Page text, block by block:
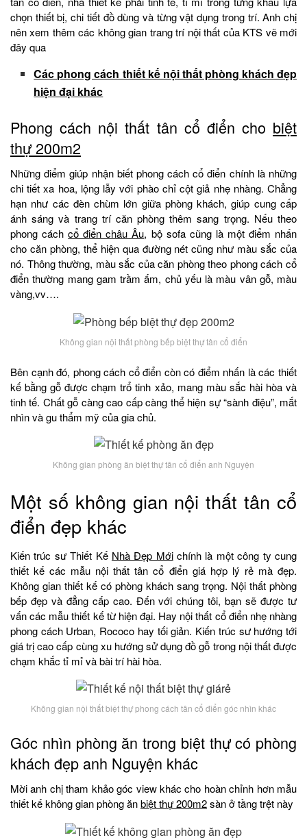
chọn thiết bị, chi tiết đồ dùng và từng vật dụng trong trí. Anh chị
nên xem thêm các không gian trang trí nội thất của KTS vẽ mới
đây qua
Các phong cách thiết kế nội thất phòng khách đẹp
hiện đại khác
Phong cách nội thất tân cổ điển cho biệt
thự 200m2
Những điểm giúp nhận biết phong cách cổ điển chính là những
chi tiết xa hoa, lộng lẫy với phào chỉ cột giả nhẹ nhàng. Chẳng
hạn như các đèn chùm lớn giữa phòng khách, giúp cung cấp
ánh sáng và trang trí căn phòng thêm sang trọng. Nếu theo
phong cáchcổ điển châu Âu, bộ sofa cũng là một điểm nhấn
cho căn phòng, thể hiện qua đường nét cũng như màu sắc của
nó. Thông thường, màu sắc của căn phòng theo phong cách cổ
điển thường mang gam trầm ấm, chủ yếu là màu vân gỗ, màu
vàng,vv….
Không gian nội thất phòng bếp biệt thự tân cổ điển
Bên cạnh đó, phong cách cổ điển còn có điểm nhấn là các thiết
kế bằng gỗ được chạm trổ tinh xảo, mang màu sắc hài hòa và
tinh tế. Chất gỗ càng cao cấp càng thể hiện sự “sành điệu”, mắt
nhìn và gu thẩm mỹ của gia chủ.
Không gian phòng ăn biệt thự tân cổ điển anh Nguyện
Một số không gian nội thất tân cổ
điển đẹp khác
Kiến trúc sư Thiết Kế Nhà Đẹp Mớichính là một công ty cung
thiết kế các mẫu nội thất tân cổ điển giá hợp lý rẻ mà đẹp.
Không gian thiết kế có phòng khách sang trọng. Nội thất phòng
bếp đẹp và đẳng cấp cao. Đến với chúng tôi, bạn sẽ được tư
vấn các mẫu thiết kế từ hiện đại. Hay nội thất cổ điển nhẹ nhàng
phong cách Urban, Rococo hay tối giản. Kiến trúc sư hướng tới
giá trị cao cấp cùng xu hướng sử dụng đồ gỗ trong nội thất được
chạm khắc tỉ mỉ và bài trí hài hòa.
Không gian nội thất biệt thự phong cách tân cổ điển góc nhìn khác
Góc nhìn phòng ăn trong biệt thự có phòng
khách đẹp anh Nguyện khác
Mời anh chị tham khảo góc view khác cho hoàn chỉnh hơn mẫu
thiết kế không gian phòng ănbiệt thự 200m2sàn ở tầng trệt này